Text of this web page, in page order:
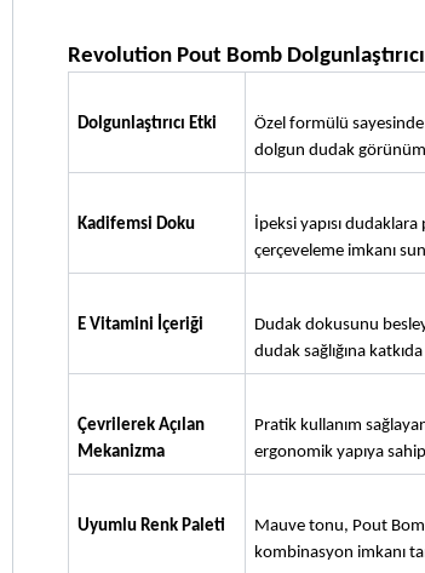
Revolution Pout Bomb
Dolgunlaştırıcı Etki
Özel formülü
dolgun dudak
Kadifemsi Doku
İpeksi yapısı
çerçeveleme imkanı
E Vitamini İçeriği
Dudak dokusunu
dudak sağlığına
Çevrilerek Açılan
Mekanizma
Pratik kullanım
ergonomik yapıya
Uyumlu Renk Paleti Mauve tonu, Pout
kombinasyon imkanı